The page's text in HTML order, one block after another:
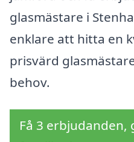
glasmästare i
enklare att hitta en
prisvärd
behov.
Få 3 erbjudanden,